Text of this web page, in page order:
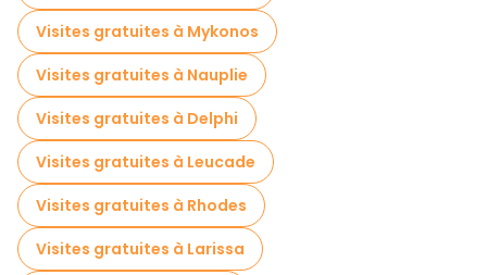
Visites gratuites à Mykonos
Visites gratuites à Nauplie
Visites gratuites à Delphi
Visites gratuites à Leucade
Visites gratuites à Rhodes
Visites gratuites à Larissa